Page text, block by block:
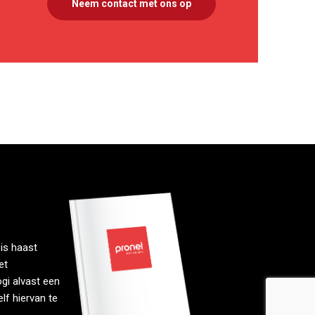
Neem contact met ons op
haast
alvast een
hiervan te